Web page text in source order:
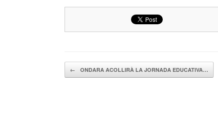
Navegador de artículos
← ONDARA ACOLLIRÀ LA JORNADA EDUCATIVA…